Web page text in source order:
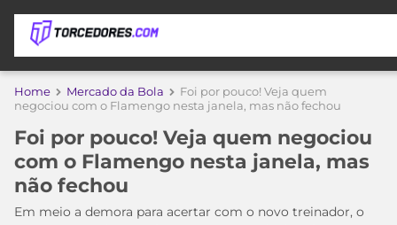
APOSTAS
DE
APOSTA
MELHORES
COPA
DO
MUNDO
Home Mercado da Bola
Foi por pouco! Veja quem
negociou com o Flamengo nesta janela, mas não fechou
Foi por pouco! Veja quem negociou
com o Flamengo nesta janela, mas
não fechou
Em meio a demora para acertar com o novo treinador, o